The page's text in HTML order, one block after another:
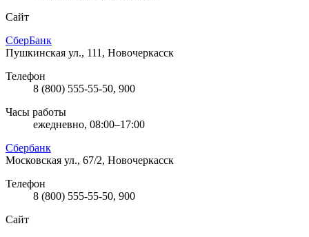
Сайт
СберБанк
Пушкинская ул., 111, Новочеркасск
Телефон
8 (800) 555-55-50, 900
Часы работы
ежедневно, 08:00–17:00
Сбербанк
Московская ул., 67/2, Новочеркасск
Телефон
8 (800) 555-55-50, 900
Сайт